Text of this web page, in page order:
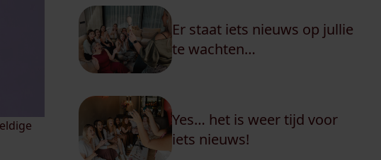
Er staat iets nieuws op jullie
te wachten…
Yes… het is weer tijd voor
iets nieuws!